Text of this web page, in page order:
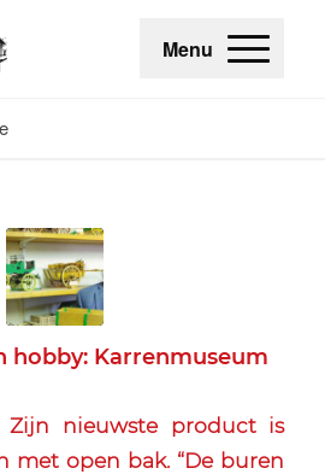
Menu
hobby: Karrenmuseum
Zijn nieuwste product is
met open bak. “De buren